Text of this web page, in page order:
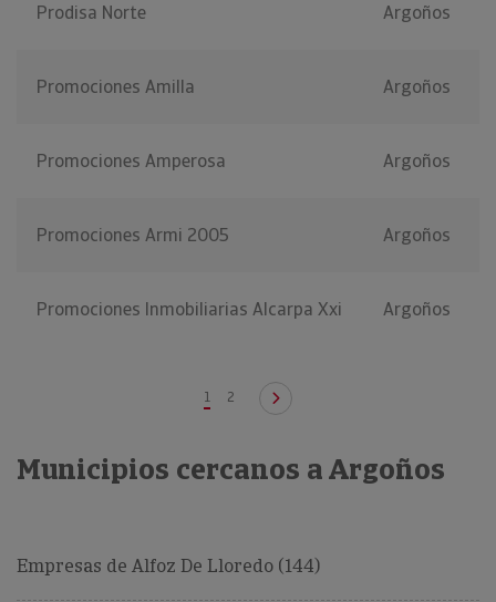
Prodisa Norte Argoños
Promociones Amilla Argoños
Promociones Amperosa Argoños
Promociones Armi 2005 Argoños
Promociones Inmobiliarias Alcarpa Xxi Argoños
1 2
Municipios cercanos a Argoños
Empresas de Alfoz De Lloredo (144)